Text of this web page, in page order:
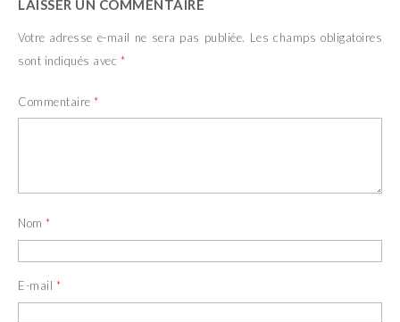
LAISSER UN COMMENTAIRE
Votre adresse e-mail ne sera pas publiée. Les champs obligatoires
sont indiqués avec *
Commentaire *
Nom *
E-mail *